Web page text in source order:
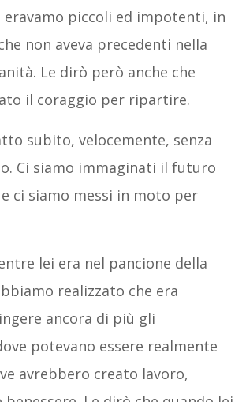
piccoli ed impotenti, in
non aveva precedenti nella
Le dirò però anche che
il coraggio per ripartire.
subito, velocemente, senza
Ci siamo immaginati il futuro
ci siamo messi in moto per
lei era nel pancione della
realizzato che era
ancora di più gli
potevano essere realmente
avrebbero creato lavoro,